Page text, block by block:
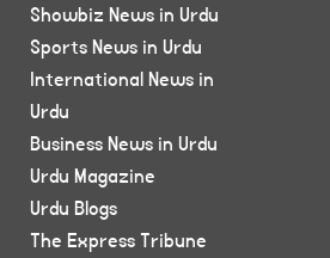
Showbiz News in Urdu
Sports News in Urdu
International News in
Urdu
Business News in Urdu
Urdu Magazine
Urdu Blogs
The Express Tribune